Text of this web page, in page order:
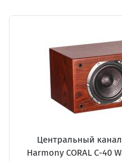
Центральный
Harmony CORAL C-40